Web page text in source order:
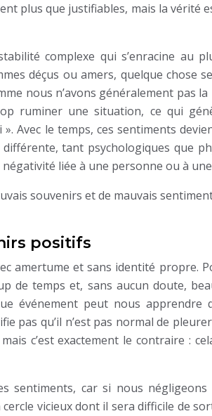
plus que justifiables, mais la vérité
complexe qui s’enracine au
déçus ou amers, quelque chose
nous n’avons généralement pas
ruminer une situation, ce qui
Avec le temps, ces sentiments
tant psychologiques que
liée à une personne ou à
souvenirs et de mauvais
positifs
amertume et sans identité propre.
de temps et, sans aucun doute,
événement peut nous apprendre
pas qu’il n’est pas normal de
c’est exactement le contraire :
sentiments, car si nous
vicieux dont il sera difficile de